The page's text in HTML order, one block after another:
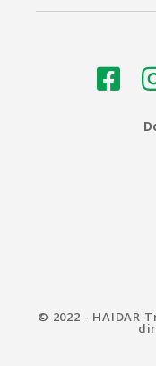
© 2022 - HAIDAR